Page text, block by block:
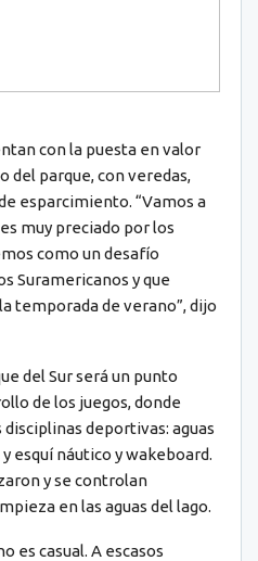
con la puesta en valor
del parque, con veredas,
esparcimiento. “Vamos a
muy preciado por los
como un desafío
Suramericanos y que
temporada de verano”, dijo
del Sur será un punto
de los juegos, donde
deportivas: aguas
esquí náutico y wakeboard.
y se controlan
en las aguas del lago.
es casual. A escasos